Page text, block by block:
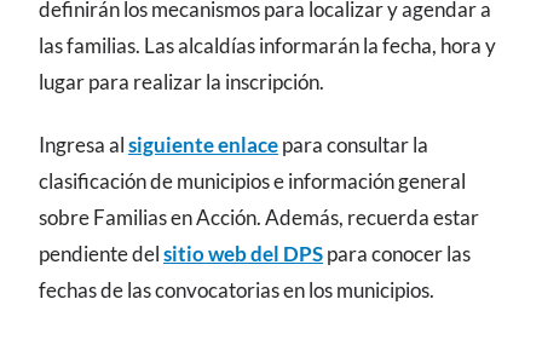
definirán los mecanismos para localizar y agendar a
las familias. Las alcaldías informarán la fecha, hora y
lugar para realizar la inscripción.
Ingresa alsiguiente enlacepara consultar la
clasificación de municipios e información general
sobre Familias en Acción. Además, recuerda estar
pendiente delsitio web del DPSpara conocer las
fechas de las convocatorias en los municipios.